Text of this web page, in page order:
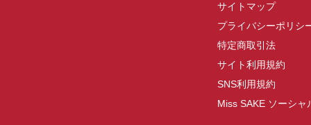
サイトマップ
プライバシーポリシ
特定商取引法
サイト利用規約
SNS利用規約
Miss SAKE ソーシ